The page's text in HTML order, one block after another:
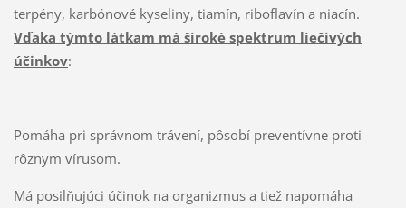
terpény, karbónové kyseliny, tiamín, riboflavín a niacín.
Vďaka týmto látkam má široké spektrum liečivých
účinkov:
Pomáha pri správnom trávení, pôsobí preventívne proti
rôznym vírusom.
Má posilňujúci účinok na organizmus a tiež napomáha